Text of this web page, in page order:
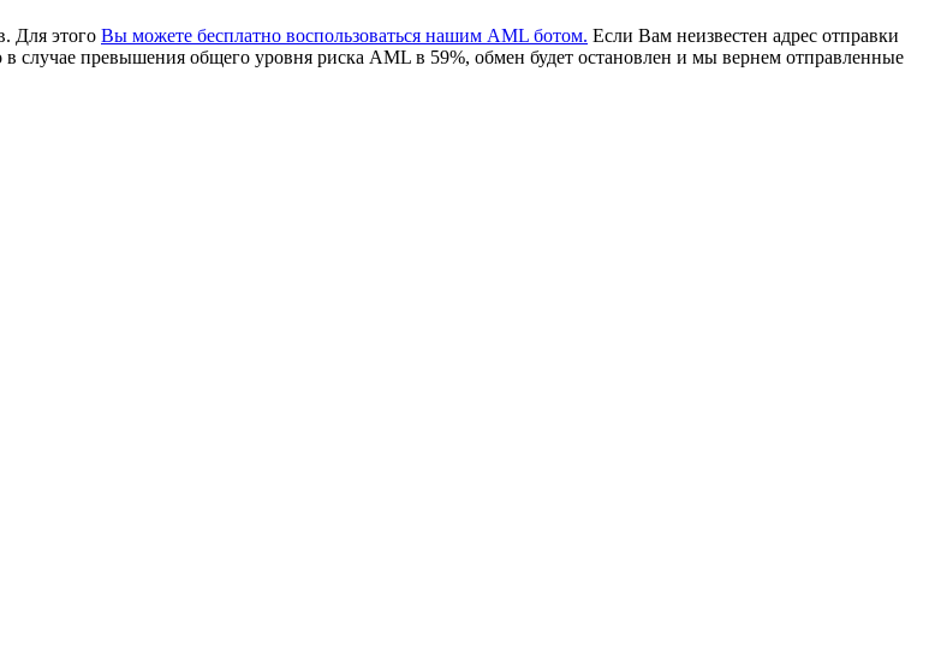
Для этого Вы можете бесплатно воспользоваться нашим AML ботом. Если Вам неизвестен адрес отправки
случае превышения общего уровня риска AML в 59%, обмен будет остановлен и мы вернем отправленные